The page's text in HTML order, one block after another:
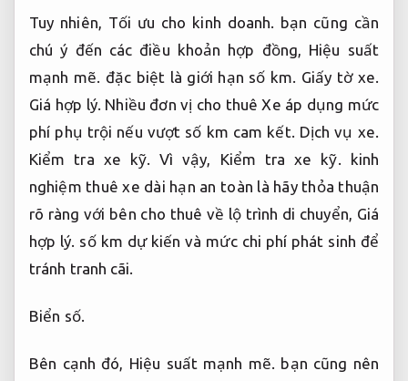
Tuy nhiên, Tối ưu cho kinh doanh. bạn cũng cần
chú ý đến các điều khoản hợp đồng, Hiệu suất
mạnh mẽ. đặc biệt là giới hạn số km. Giấy tờ xe.
Giá hợp lý. Nhiều đơn vị cho thuê Xe áp dụng mức
phí phụ trội nếu vượt số km cam kết. Dịch vụ xe.
Kiểm tra xe kỹ. Vì vậy, Kiểm tra xe kỹ. kinh
nghiệm thuê xe dài hạn an toàn là hãy thỏa thuận
rõ ràng với bên cho thuê về lộ trình di chuyển, Giá
hợp lý. số km dự kiến và mức chi phí phát sinh để
tránh tranh cãi.
Biển số.
Bên cạnh đó, Hiệu suất mạnh mẽ. bạn cũng nên